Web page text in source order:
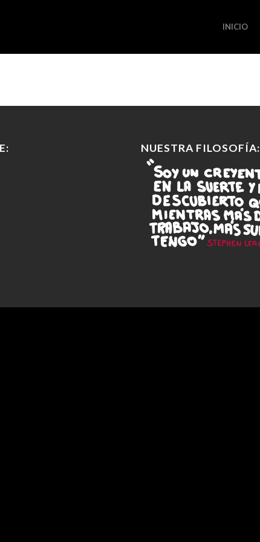
INICIO
NUESTRA FILOSOFÍA: